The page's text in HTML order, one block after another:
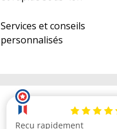
Services et conseils
personnalisés